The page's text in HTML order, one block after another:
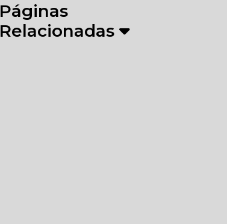
Páginas
Relacionadas